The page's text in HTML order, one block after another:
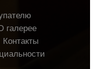
галерее
Контакты